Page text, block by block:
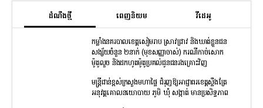
ដំណឹងថ្មី ពេញនិយម វីដេអូ
កម្លាំងនគរបាលខេត្តសៀមរាប ស្រាវជ្រាវ និងឃាត់ខ្លួនជន
សង្ស័យចំនួន ២នាក់ (មុខសញ្ញាចាស់) ករណីកាច់សោក
ម៉ូតូលួច និងដកហូតម៉ូតូប្រគល់ជូនជនរងគ្រោះវិញ
មន្រ្តីជាន់ខ្ពស់ក្រសួងមហាផ្ទៃ ជំរុញឱ្យអាជ្ញាធរខេត្តស្ទឹងត្រែ
អនុវត្តគោលនយោបាយ ភូមិ ឃុំ សង្កាត់ មានប្រសិទ្ធភាព